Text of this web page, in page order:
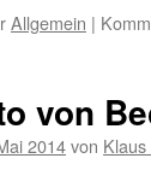
Allgemein |
von
2014von